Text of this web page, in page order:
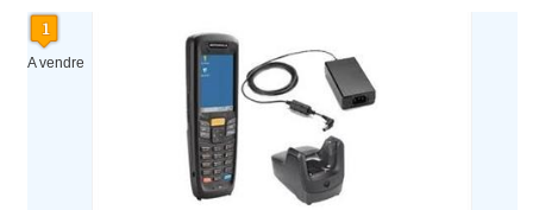
Nord Pas de Calais - Belgique -
Pays Bas
Pays de la Loire
Principauté de Monaco
Provence Alpes Cote d'Azur -
A vendre